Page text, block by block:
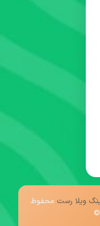
ویلا رست محفوظ